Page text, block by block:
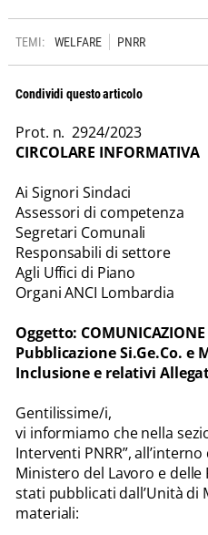
TEMI: WELFARE PNRR
Condividi questo articolo
Prot. n. 2924/2023
CIRCOLARE
Ai Signori Sindaci
Assessori di competenza
Segretari Comunali
Responsabili di settore
Agli Uffici di Piano
Organi ANCI Lombardia
Oggetto: COMUNICAZIONE
Pubblicazione Si.Ge.Co. e
Inclusione e relativi
Gentilissime/i,
vi informiamo che nella
Interventi PNRR”,
Ministero del Lavoro e delle
stati pubblicati dall’Unità di
materiali: